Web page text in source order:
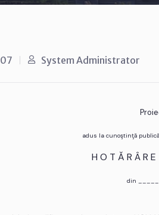
System Administrator
adus la cunoştinţă
H O T Ă R Â R
din